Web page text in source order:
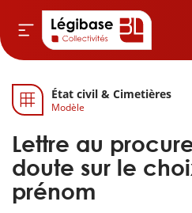
& Cimetières
& Élu local
Finances locales
État civil & Cimetières
Modèle
Lettre au
doute sur le
prénom